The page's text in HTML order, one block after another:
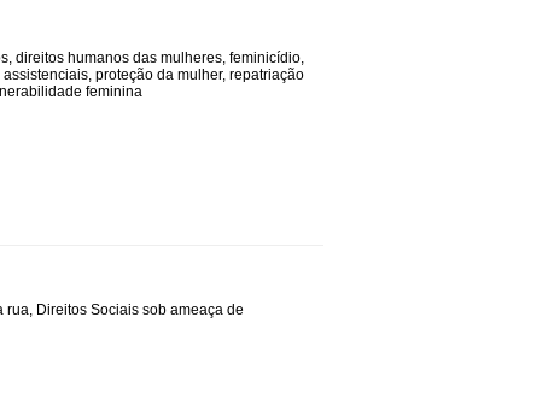
, direitos humanos das mulheres, feminicídio,
assistenciais, proteção da mulher, repatriação
feminina
rua, Direitos Sociais sob ameaça de